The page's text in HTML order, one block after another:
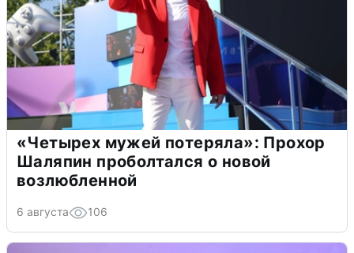
«Четырех мужей потеряла»: Прохор
Шаляпин проболтался о новой
возлюбленной
6 августа 106